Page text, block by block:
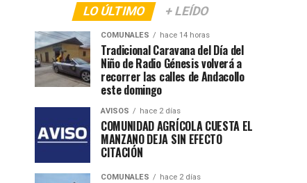
LO ÚLTIMO + LEÍDO
COMUNALES hace 14 horas
Tradicional Caravana del Día del
Niño de Radio Génesis volverá a
recorrer las calles de Andacollo
este domingo
AVISOS hace 2 días
COMUNIDAD AGRÍCOLA CUESTA EL
MANZANO DEJA SIN EFECTO
CITACIÓN
COMUNALES hace 2 días